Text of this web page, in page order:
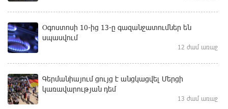
Օգոստոսի 10-ից 13-ը գազանջատումներ են
սպասվում
12 ժամ առաջ
Գերմանիայում ցույց է անցկացվել Մերցի
կառավարության դեմ
13 ժամ առաջ